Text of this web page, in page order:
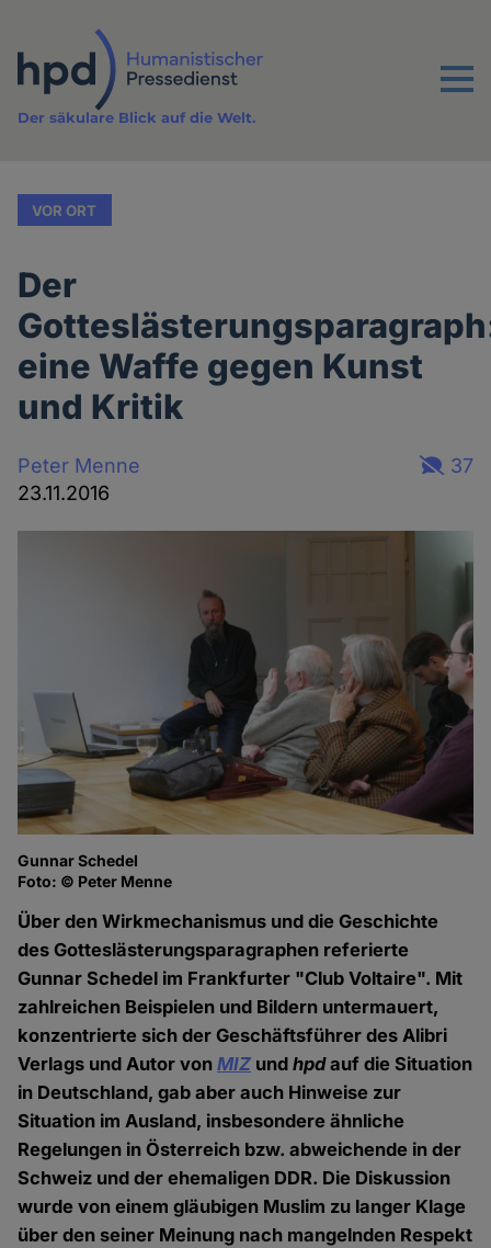
Inhalt
Menu
Der säkulare Blick auf die Welt.
VOR ORT
Der
eine Waffe gegen Kunst
und Kritik
Peter Menne
23.11.2016
37
Gunnar Schedel
Foto: © Peter Menne
Über den Wirkmechanismus und die Geschichte
des Gotteslästerungsparagraphen referierte
Gunnar Schedel im Frankfurter "Club Voltaire". Mit
zahlreichen Beispielen und Bildern untermauert,
konzentrierte sich der Geschäftsführer des Alibri
Verlags und Autor vonMIZ undhpdauf die Situation
in Deutschland, gab aber auch Hinweise zur
Situation im Ausland, insbesondere ähnliche
Regelungen in Österreich bzw. abweichende in der
Schweiz und der ehemaligen DDR. Die Diskussion
wurde von einem gläubigen Muslim zu langer Klage
über den seiner Meinung nach mangelnden Respekt